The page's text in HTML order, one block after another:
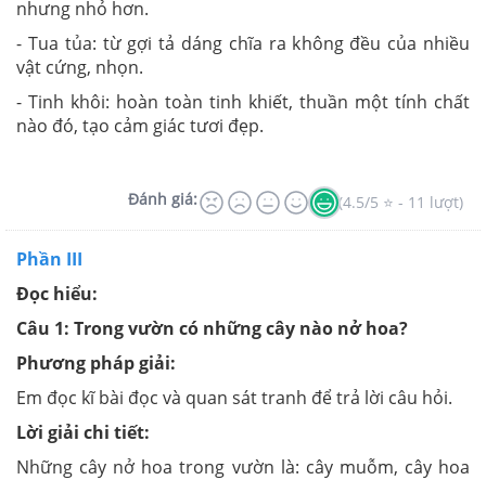
nhưng nhỏ hơn.
- Tua tủa: từ gợi tả dáng chĩa ra không đều của nhiều
vật cứng, nhọn.
- Tinh khôi: hoàn toàn tinh khiết, thuần một tính chất
nào đó, tạo cảm giác tươi đẹp.
Đánh giá: (4.5/5 ⭐ - 11 lượt)
Phần III
Đọc hiểu:
Câu 1: Trong vườn có những cây nào nở hoa?
Phương pháp giải:
Em đọc kĩ bài đọc và quan sát tranh để trả lời câu hỏi.
Lời giải chi tiết:
Những cây nở hoa trong vườn là: cây muỗm, cây hoa